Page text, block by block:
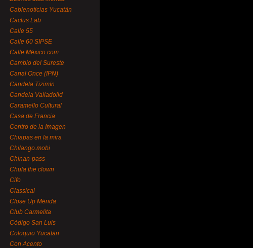
Cablenoticias Yucatán
Cactus Lab
Calle 55
Calle 60 SIPSE
Calle México.com
Cambio del Sureste
Canal Once (IPN)
Candela Tizimín
Candela Valladolid
Caramello Cultural
Casa de Francia
Centro de la Imagen
Chiapas en la mira
Chilango.mobi
Chinan-pass
Chula the clown
Cifo
Classical
Close Up Mérida
Club Carmelita
Código San Luis
Coloquio Yucatán
Con Acento